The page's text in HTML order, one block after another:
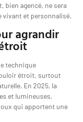
bien agencé, ne sera
vivant et personnalisé.
agrandir
technique
étroit, surtout
En 2025, la
et lumineuses,
qui apportent une